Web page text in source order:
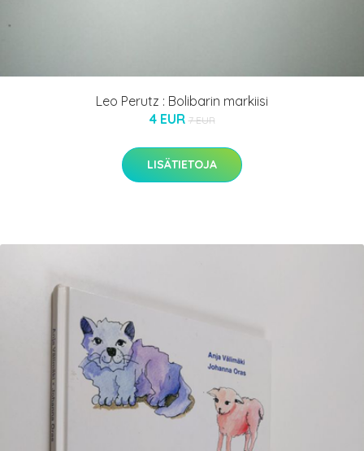
Leo Perutz : Bolibarin markiisi
4 EUR 7 EUR
LISÄTIETOJA